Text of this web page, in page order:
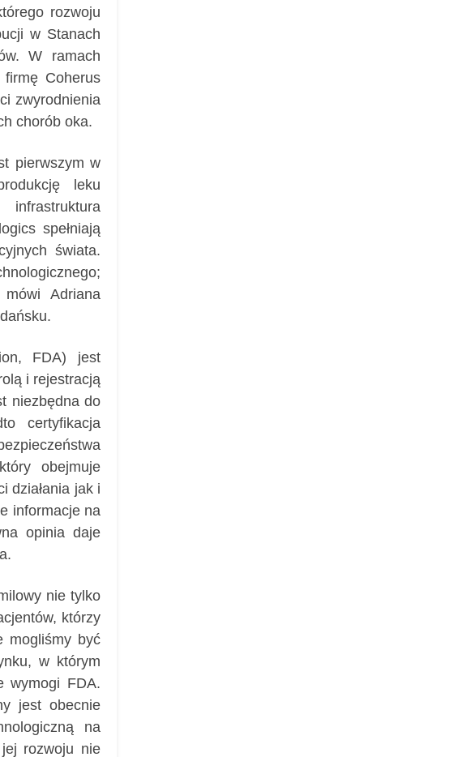
rozwoju
w Stanach
W ramach
Coherus
zwyrodnienia
chorób oka.
pierwszym w
leku
spełniają
świata.
Adriana
FDA) jest
i rejestracją
niezbędna do
certyfikacja
obejmuje
działania jak i
informacje na
opinia daje
nie tylko
którzy
mogliśmy być
w którym
wymogi FDA.
jest obecnie
na
rozwoju nie